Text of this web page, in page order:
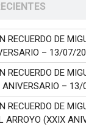
RECUERDO DE
– 13/07/
RECUERDO DE
ANIVERSARIO –
RECUERDO DE
ARROYO (XXIX